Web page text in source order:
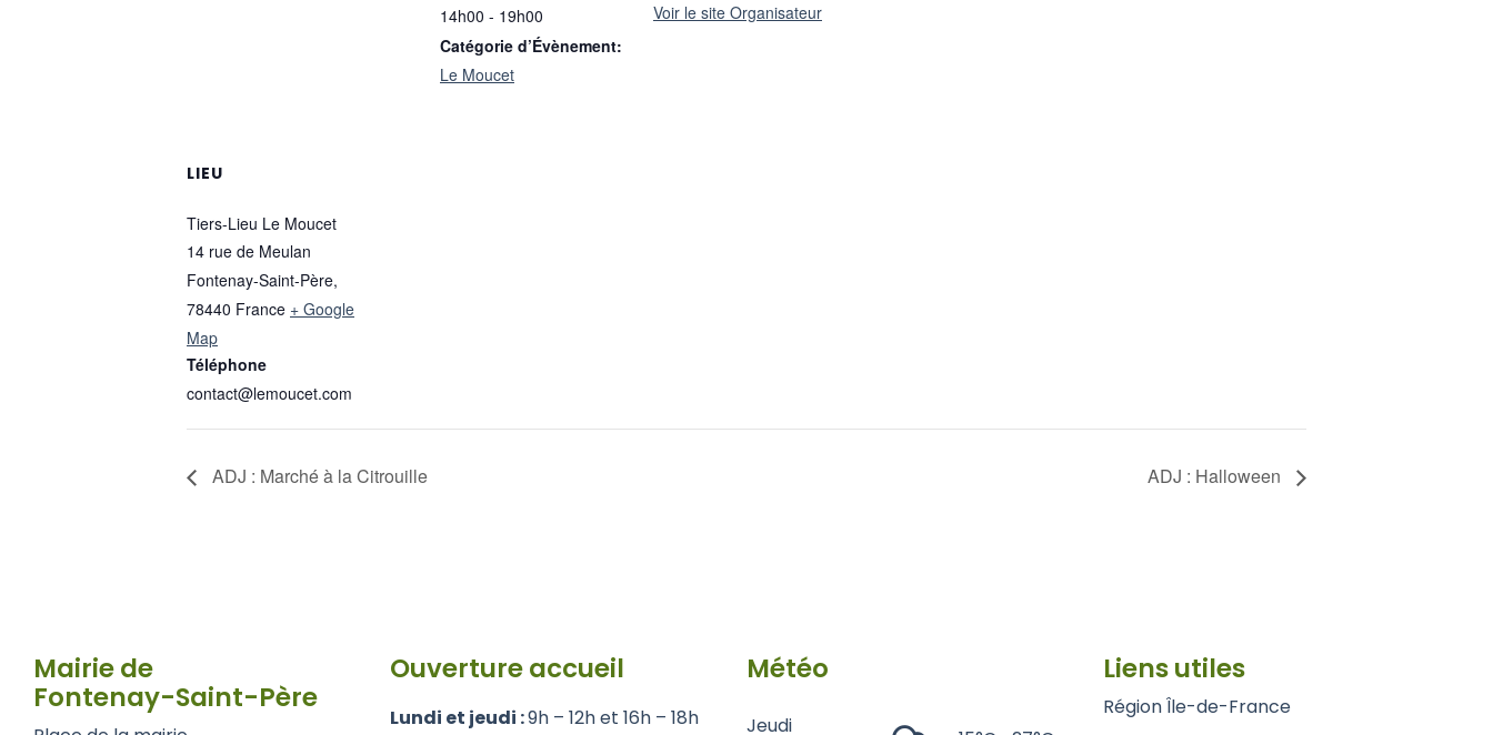
14h00 - 19h00
Catégorie d’Évènement:
Le Moucet
Voir le site Organisateur
LIEU
Tiers-Lieu Le Moucet
14 rue de Meulan
Fontenay-Saint-Père,
78440 France + Google
Map
Téléphone
contact@lemoucet.com
ADJ : Marché à la Citrouille ADJ : Halloween
Mairie de
Fontenay-Saint-Père
Ouverture accueil
Lundi et jeudi :9h – 12h et 16h – 18h
Météo
Jeudi
Liens utiles
Région Île-de-France